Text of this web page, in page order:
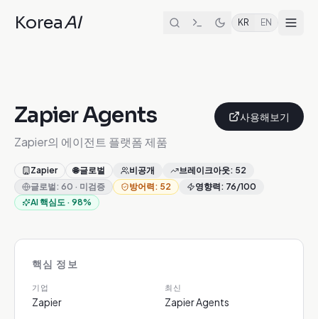
KoreaAI KR EN
Zapier Agents
Zapier의 에이전트 플랫폼 제품
사용해보기
Zapier 🌐글로벌 비공개 브레이크아웃: 52
글로벌: 60 · 미검증 방어력: 52 영향력: 76/100
AI 핵심도 · 98%
핵심 정보
기업
Zapier
최신
Zapier Agents